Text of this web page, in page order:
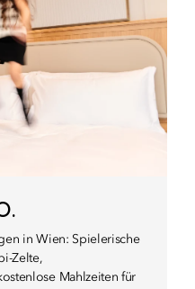
in Wien: Spielerische
Zelte,
Mahlzeiten für